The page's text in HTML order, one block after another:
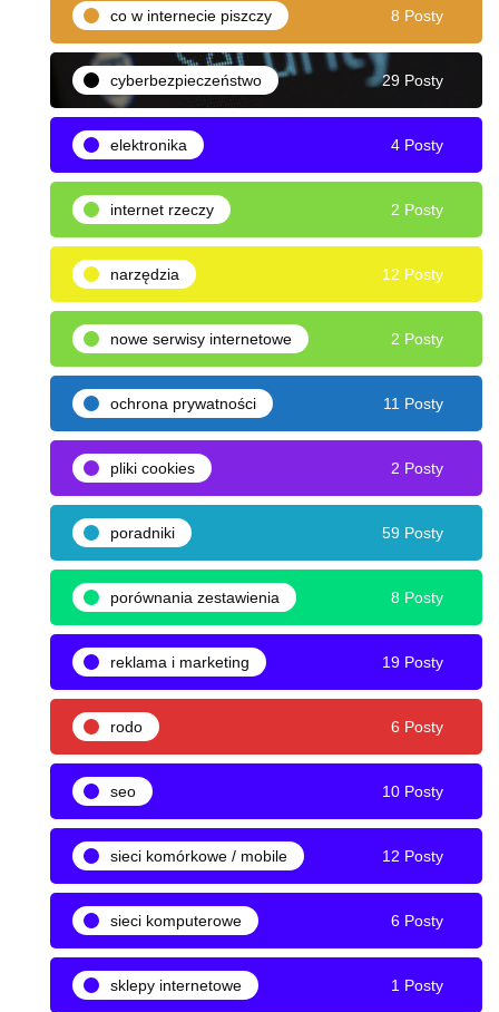
co w internecie piszczy 8 Posty
cyberbezpieczeństwo 29 Posty
elektronika 4 Posty
internet rzeczy 2 Posty
narzędzia 12 Posty
nowe serwisy internetowe 2 Posty
ochrona prywatności 11 Posty
pliki cookies 2 Posty
poradniki 59 Posty
porównania zestawienia 8 Posty
reklama i marketing 19 Posty
rodo 6 Posty
seo 10 Posty
sieci komórkowe / mobile 12 Posty
sieci komputerowe 6 Posty
sklepy internetowe 1 Posty